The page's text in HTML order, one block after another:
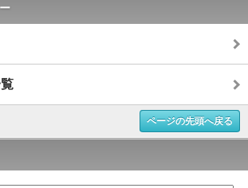
ページの先頭へ戻る